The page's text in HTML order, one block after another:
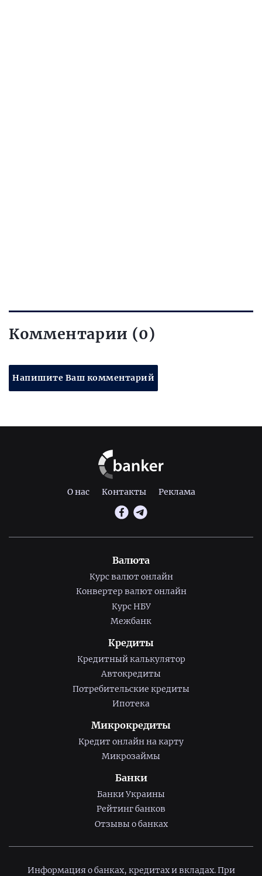
Комментарии (0)
Напишите Ваш комментарий
О нас Контакты Реклама
Валюта
Курс валют онлайн
Конвертер валют онлайн
Курс НБУ
Межбанк
Кредиты
Кредитный калькулятор
Автокредиты
Потребительские кредиты
Ипотека
Микрокредиты
Кредит онлайн на карту
Микрозаймы
Банки
Банки Украины
Рейтинг банков
Отзывы о банках
Информация о банках, кредитах и вкладах. При